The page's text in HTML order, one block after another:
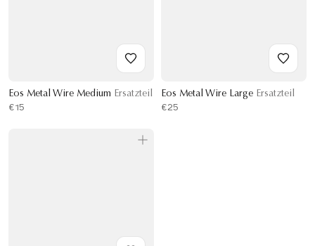
Eos Metal Wire Medium Ersatzteil
€15
Eos Metal Wire Large Ersatzteil
€25